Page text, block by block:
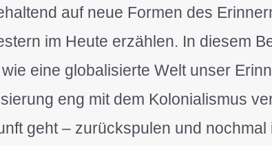
auf neue Formen des
im Heute erzählen. In diesem
eine globalisierte Welt unser
eng mit dem Kolonialismus
geht – zurückspulen und